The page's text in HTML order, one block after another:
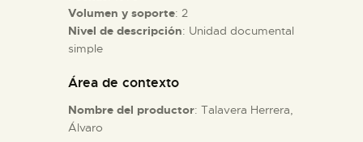
ESPAÑOL
Volumen y soporte: 2
Nivel de descripción: Unidad documental
simple
Área de contexto
Nombre del productor: Talavera Herrera,
Álvaro